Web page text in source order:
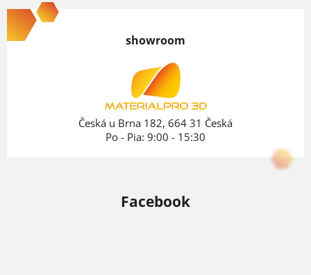
á
p
showroom
Česká u Brna 182, 664 31 Česká
Po - Pia: 9:00 - 15:30
Facebook